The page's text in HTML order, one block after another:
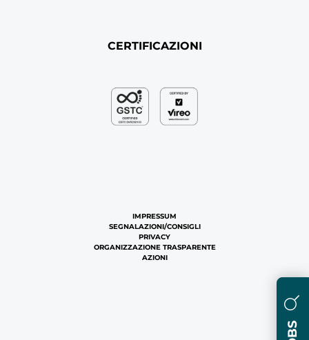
CERTIFICAZIONI
IMPRESSUM
SEGNALAZIONI/CONSIGLI
PRIVACY
ORGANIZZAZIONE TRASPARENTE
AZIONI